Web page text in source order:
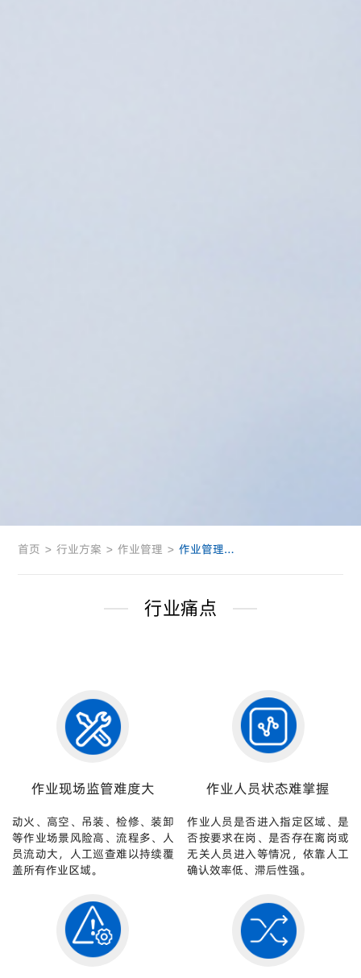
首页 > 行业方案 > 作业管理 > 作业管理解决方案
行业痛点
作业现场监管难度大
动火、高空、吊装、检修、装卸
等作业场景风险高、流程多、人
员流动大，人工巡查难以持续覆
盖所有作业区域。
作业人员状态难掌握
作业人员是否进入指定区域、是
否按要求在岗、是否存在离岗或
无关人员进入等情况，依靠人工
确认效率低、滞后性强。